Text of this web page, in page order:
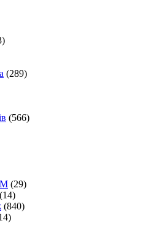
(289)
(566)
(29)
(14)
(840)